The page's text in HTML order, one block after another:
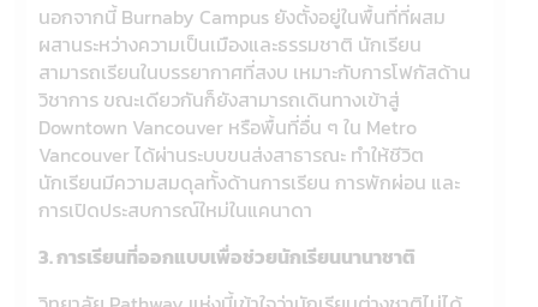
นอกจากนี้ Burnaby Campus ยังตั้งอยู่ในพื้นที่ที่ผสม
ผสานระหว่างความเป็นเมืองและธรรมชาติ นักเรียน
สามารถเรียนในบรรยากาศที่สงบ เหมาะกับการโฟกัสด้าน
วิชาการ ขณะเดียวกันก็ยังสามารถเดินทางเข้าสู่
Downtown Vancouver หรือพื้นที่อื่น ๆ ใน Metro
Vancouver ได้ผ่านระบบขนส่งสาธารณะ ทำให้ชีวิต
นักเรียนมีความสมดุลทั้งด้านการเรียน การพักผ่อน และ
การเปิดประสบการณ์ใหม่ในแคนาดา
3. การเรียนที่ออกแบบเพื่อช่วยนักเรียนนานาชาติ